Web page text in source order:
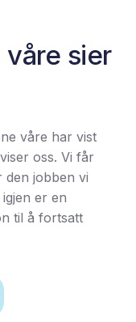
våre sier
våre har vist
oss. Vi får
den jobben vi
er en
til å fortsatt